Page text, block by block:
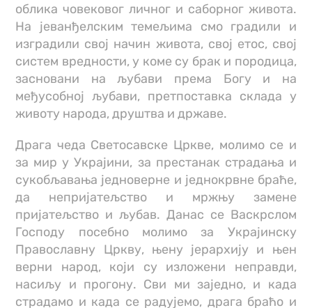
облика човековог личног и саборног живота.
На јеванђелским темељима смо градили и
изградили свој начин живота, свој етос, свој
систем вредности, у коме су брак и породица,
засновани на љубави према Богу и на
међусобној љубави, претпоставка склада у
животу народа, друштва и државе.
Драга чеда Светосавске Цркве, молимо се и
за мир у Украјини, за престанак страдања и
сукобљавања једноверне и једнокрвне браће,
да непријатељство и мржњу замене
пријатељство и љубав. Данас се Васкрслом
Господу посебно молимо за Украјинску
Православну Цркву, њену јерархију и њен
верни народ, који су изложени неправди,
насиљу и прогону. Сви ми заједно, и када
страдамо и када се радујемо, драга браћо и